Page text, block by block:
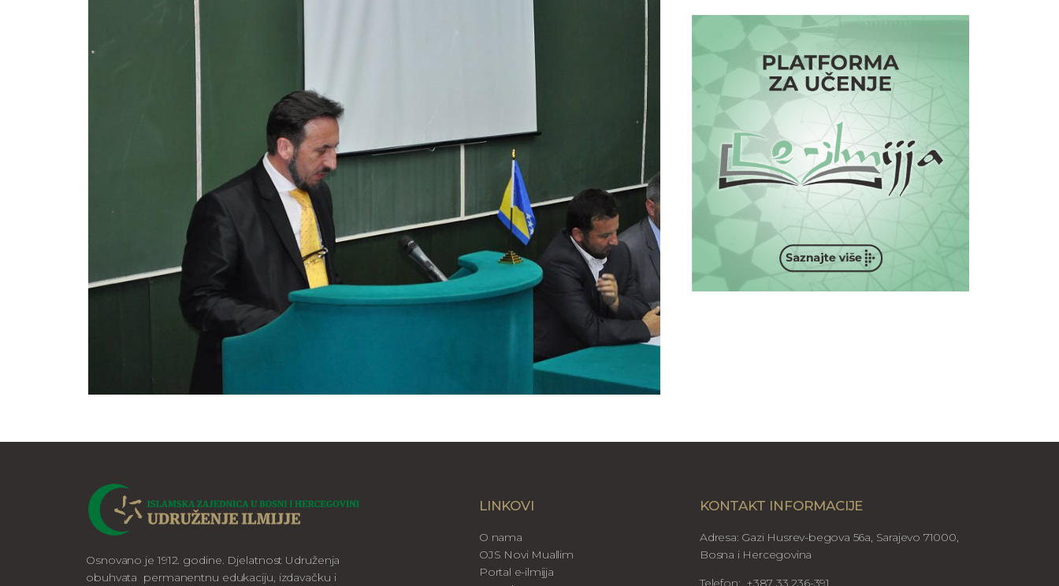
Osnovano je 1912. godine. Djelatnost Udruženja
obuhvata permanentnu edukaciju, izdavačku i
LINKOVI
O nama
OJS Novi Muallim
Portal e-ilmijja
KONTAKT INFORMACIJE
Adresa: Gazi Husrev-begova 56a, Sarajevo 71000,
Bosna i Hercegovina
Telefon: +387 33 236-391